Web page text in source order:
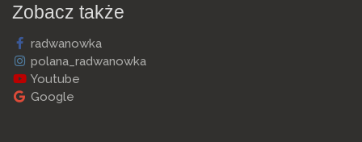
Zobacz także
radwanowka
polana_radwanowka
Youtube
Google